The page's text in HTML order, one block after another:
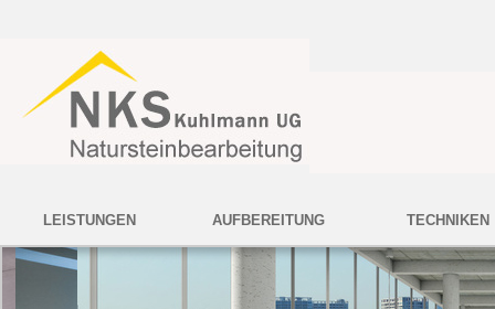
LEISTUNGEN AUFBEREITUNG TECHNIKEN